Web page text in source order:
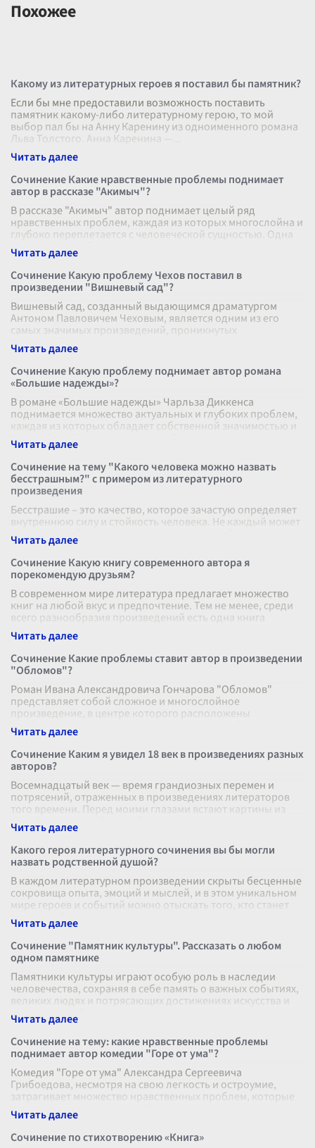
Похожее
Какому из литературных героев я поставил бы памятник?
Если бы мне предоставили возможность поставить
памятник какому-либо литературному герою, то мой
выбор пал бы на Анну Каренину из одноименного романа
Льва Толстого. Анна Каренина —
Сочинение Какие нравственные проблемы поднимает
автор в рассказе "Акимыч"?
В рассказе "Акимыч" автор поднимает целый ряд
нравственных проблем, каждая из которых многослойна и
глубоко переплетается с человеческой сущностью. Одна
из главных проблем, рассмат
Сочинение Какую проблему Чехов поставил в
произведении "Вишневый сад"?
Вишневый сад, созданный выдающимся драматургом
Антоном Павловичем Чеховым, является одним из его
самых значимых произведений, проникнутых
многослойными социальными, экономическими
Сочинение Какую проблему поднимает автор романа
«Большие надежды»?
В романе «Большие надежды» Чарльза Диккенса
поднимается множество актуальных и глубоких проблем,
каждая из которых обладает собственной значимостью и
весом. Одной из важнейших проб
Сочинение на тему "Какого человека можно назвать
бесстрашным?" с примером из литературного
произведения
Бесстрашие – это качество, которое зачастую определяет
внутреннюю силу и стойкость человека. Не каждый может
измерить глубину и истину этого понятия, ибо страх
присущ нам всем. Одн
Сочинение Какую книгу современного автора я
порекомендую друзьям?
В современном мире литература предлагает множество
книг на любой вкус и предпочтение. Тем не менее, среди
всего разнообразия произведений есть одна книга
современного автора, котор
Сочинение Какие проблемы ставит автор в произведении
"Обломов"?
Роман Ивана Александровича Гончарова "Обломов"
представляет собой сложное и многослойное
произведение, в центре которого расположены
проблемы, связанные с изменениями в российском
Сочинение Каким я увидел 18 век в произведениях разных
авторов?
Восемнадцатый век — время грандиозных перемен и
потрясений, отраженных в произведениях литераторов
того времени. Перед моими глазами встают картины из
книг Вольтера, чей острый ум
Какого героя литературного сочинения вы бы могли
назвать родственной душой?
В каждом литературном произведении скрыты бесценные
сокровища опыта, эмоций и мыслей, и в этом уникальном
мире героев и событий можно отыскать того, кто станет
настоящей родственно
Сочинение "Памятник культуры". Рассказать о любом
одном памятнике
Памятники культуры играют особую роль в наследии
человечества, сохраняя в себе память о важных событиях,
великих людях и потрясающих достижениях искусства и
архитектуры. Одним из т
Сочинение на тему: какие нравственные проблемы
поднимает автор комедии "Горе от ума"?
Комедия "Горе от ума" Александра Сергеевича
Грибоедова, несмотря на свою легкость и остроумие,
затрагивает множество нравственных проблем, которые
актуальны как для начала XIX века
Сочинение по стихотворению «Книга»